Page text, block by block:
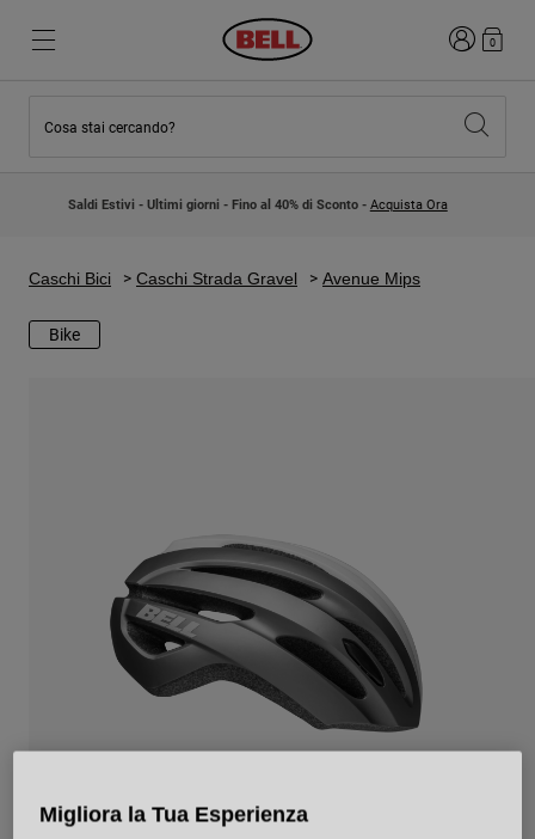
Nuovi arrivi
Caschi Motocross Bambino
Esplora Moto
Adventure
Rétro
Nuovi arrivi
Lifestyle
Città e Commuting
BMX
Ricambi
Accedi0
Cosa stai cercando?
Saldi Estivi - Ultimi giorni - Fino al 40% di Sconto - Acquista Ora
Caschi Bici Caschi Strada Gravel Avenue Mips
Bike
Migliora la Tua Esperienza